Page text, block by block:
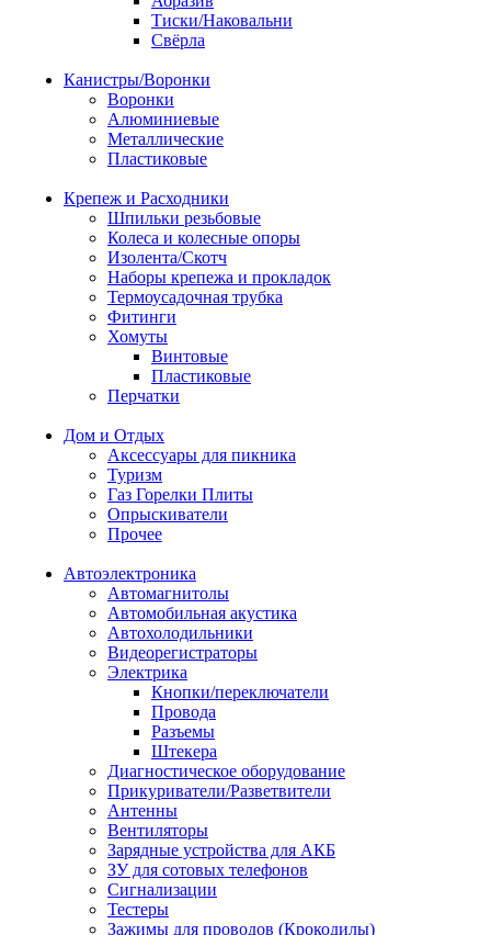
Тиски/Наковальни
Свёрла
Канистры/Воронки
Воронки
Алюминиевые
Металлические
Пластиковые
Крепеж и Расходники
Шпильки резьбовые
Колеса и колесные опоры
Изолента/Скотч
Наборы крепежа и прокладок
Термоусадочная трубка
Фитинги
Хомуты
Винтовые
Пластиковые
Перчатки
Дом и Отдых
Аксессуары для пикника
Туризм
Газ Горелки Плиты
Опрыскиватели
Прочее
Автоэлектроника
Автомагнитолы
Автомобильная акустика
Автохолодильники
Видеорегистраторы
Электрика
Кнопки/переключатели
Провода
Разъемы
Штекера
Диагностическое оборудование
Прикуриватели/Разветвители
Антенны
Вентиляторы
Зарядные устройства для АКБ
ЗУ для сотовых телефонов
Сигнализации
Тестеры
Зажимы для проводов (Крокодилы)